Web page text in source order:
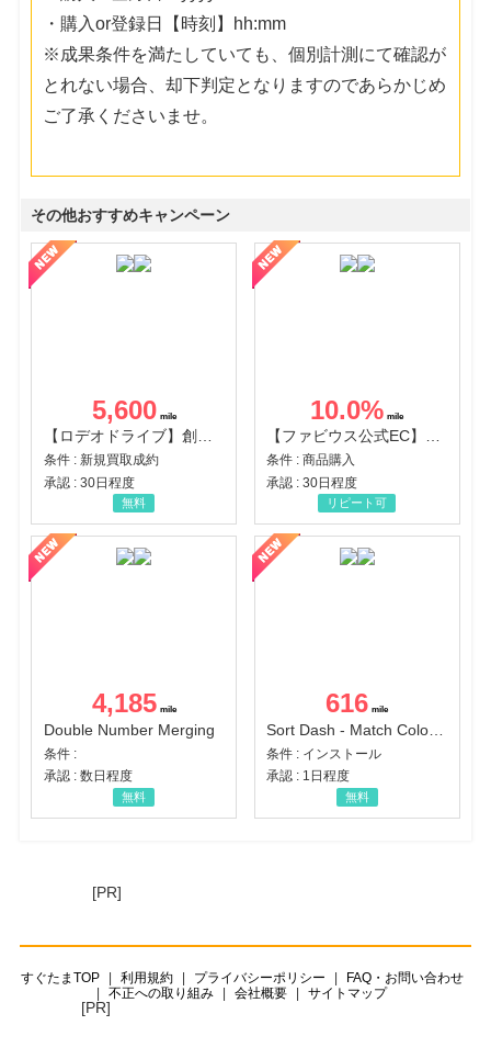
・購入or登録日【時刻】hh:mm
※成果条件を満たしていても、個別計測にて確認が
とれない場合、却下判定となりますのであらかじめ
ご了承くださいませ。
その他おすすめキャンペーン
5,600
【ロデオドライブ】創業70年の信頼と高価買取を実現！ブランド品・貴金属の無料査定
条件 : 新規買取成約
承認 : 30日程度
無料
10.0%
【ファビウス公式EC】すべての女性を美しくをテーマにした商品で女性の美を応援しています
条件 : 商品購入
承認 : 30日程度
リピート可
4,185
Double Number Merging
条件 :
承認 : 数日程度
無料
616
条件 : インストール
承認 : 1日程度
無料
[PR]
すぐたまTOP 利用規約 プライバシーポリシー
FAQ・お問い合わせ
不正への取り組み
会社概要 サイトマップ
[PR]